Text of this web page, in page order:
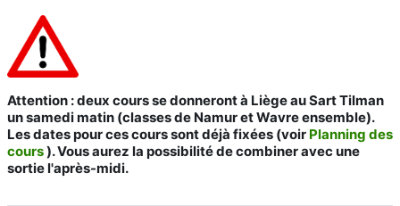
Attention : deux cours se donneront à Liège au Sart Tilman
un samedi matin (classes de Namur et Wavre ensemble).
Les dates pour ces cours sont déjà fixées (voir Planning des
cours). Vous aurez la possibilité de combiner avec une
sortie l'après-midi.